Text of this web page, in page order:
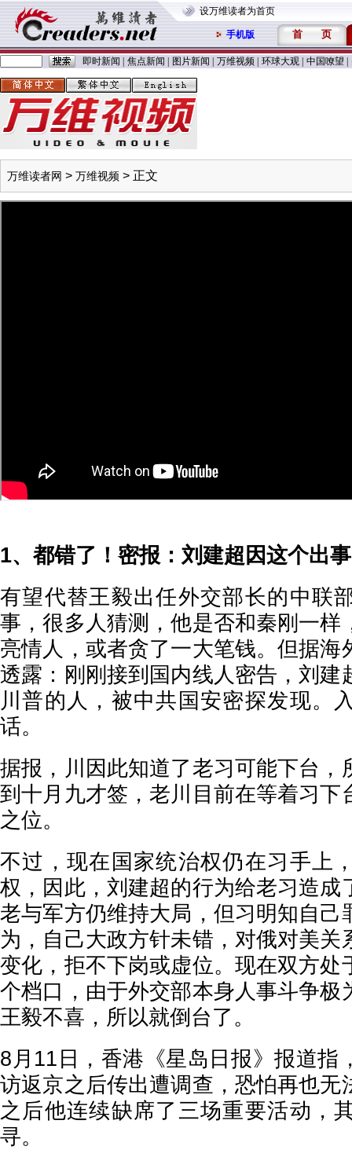
设万维读者为首页
手机版 首 页
即时新闻 焦点新闻 图片新闻 万维视频 环球大观 中国嘹望
万维读者网 > 万维视频 > 正文
1、都错了！密报：刘建超因这个出事
有望代替王毅出任外交部长的中联
事，很多人猜测，他是否和秦刚一样
亮情人，或者贪了一大笔钱。但据海
透露：刚刚接到国内线人密告，刘建
川普的人，被中共国安密探发现。
话。
据报，川因此知道了老习可能下台，
到十月九才签，老川目前在等着习下
之位。
不过，现在国家统治权仍在习手上
权，因此，刘建超的行为给老习造成
老与军方仍维持大局，但习明知自己
为，自己大政方针未错，对俄对美关
变化，拒不下岗或虚位。现在双方处
个档口，由于外交部本身人事斗争极
王毅不喜，所以就倒台了。
8月11日，香港《星岛日报》报道指
访返京之后传出遭调查，恐怕再也无
之后他连续缺席了三场重要活动，
寻。